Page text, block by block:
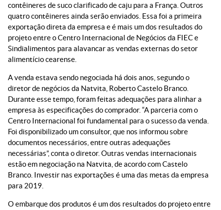
contêineres de suco clarificado de caju para a França. Outros
quatro contêineres ainda serão enviados. Essa foi a primeira
exportação direta da empresa e é mais um dos resultados do
projeto entre o Centro Internacional de Negócios da FIEC e
Sindialimentos para alavancar as vendas externas do setor
alimentício cearense.
A venda estava sendo negociada há dois anos, segundo o
diretor de negócios da Natvita, Roberto Castelo Branco.
Durante esse tempo, foram feitas adequações para alinhar a
empresa às especificações do comprador. “A parceria com o
Centro Internacional foi fundamental para o sucesso da venda.
Foi disponibilizado um consultor, que nos informou sobre
documentos necessários, entre outras adequações
necessárias”, conta o diretor. Outras vendas internacionais
estão em negociação na Natvita, de acordo com Castelo
Branco. Investir nas exportações é uma das metas da empresa
para 2019.
O embarque dos produtos é um dos resultados do projeto entre